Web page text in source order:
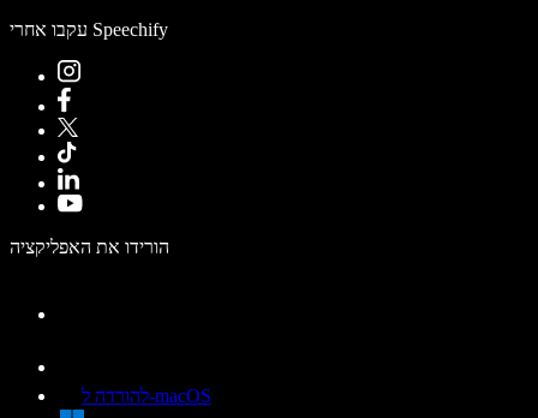
עקבו אחרי Speechify
הורידו את האפליקציה
להורדה ל-macOS